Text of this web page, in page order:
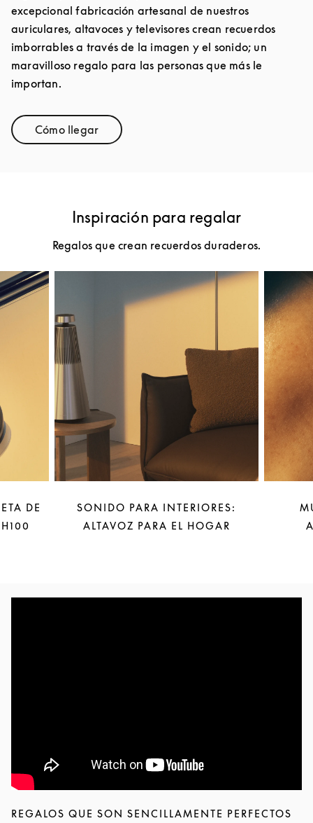
excepcional fabricación artesanal de nuestros
auriculares, altavoces y televisores crean recuerdos
imborrables a través de la imagen y el sonido; un
maravilloso regalo para las personas que más le
importan.
Cómo llegarLink Opens in New Tab
Inspiración para regalar
Regalos que crean recuerdos duraderos.
DE
SONIDO PARA INTERIORES:
ALTAVOZ PARA EL HOGAR
REGALOS QUE SON SENCILLAMENTE PERFECTOS